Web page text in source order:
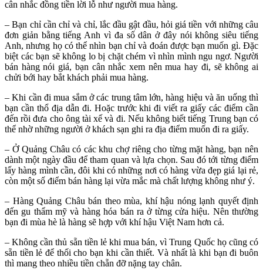
cân nhắc đồng tiền lời lỗ như người mua hàng.
– Bạn chỉ cần chỉ và chỉ, lắc đầu gật đầu, hỏi giá tiền với những câu
đơn giản bằng tiếng Anh vì đa số dân ở đây nói không siêu tiếng
Anh, nhưng họ có thể nhìn bạn chỉ và đoán được bạn muốn gì. Đặc
biệt các bạn sẽ không lo bị chặt chém vì nhìn mình ngu ngơ. Người
bán hàng nói giá, bạn cân nhắc xem nên mua hay đi, sẽ không ai
chửi bới hay bắt khách phải mua hàng.
– Khi cần đi mua sắm ở các trung tâm lớn, hàng hiệu và ăn uống thì
bạn cần thổ địa dẫn đi. Hoặc trước khi đi viết ra giấy các điểm cần
đến rồi đưa cho ông tài xế và đi. Nếu không biết tiếng Trung bạn có
thể nhờ những người ở khách sạn ghi ra địa điểm muốn đi ra giấy.
– Ở Quảng Châu có các khu chợ riêng cho từng mặt hàng, bạn nên
dành một ngày đầu để tham quan và lựa chọn. Sau đó tới từng điểm
lấy hàng mình cần, đôi khi có những nơi có hàng vừa đẹp giá lại rẻ,
còn một số điểm bán hàng lại vừa mắc mà chất lượng không như ý.
– Hàng Quảng Châu bán theo mùa, khí hậu nóng lạnh quyết định
đến gu thẩm mỹ và hàng hóa bán ra ở từng cửa hiệu. Nên thường
bạn đi mùa hè là hàng sẽ hợp với khí hậu Việt Nam hơn cả.
– Không cần thủ sẵn tiền lẻ khi mua bán, vì Trung Quốc họ cũng có
sẵn tiền lẻ để thối cho bạn khi cần thiết. Và nhất là khi bạn đi buôn
thì mang theo nhiều tiền chẵn đỡ nặng tay chân.